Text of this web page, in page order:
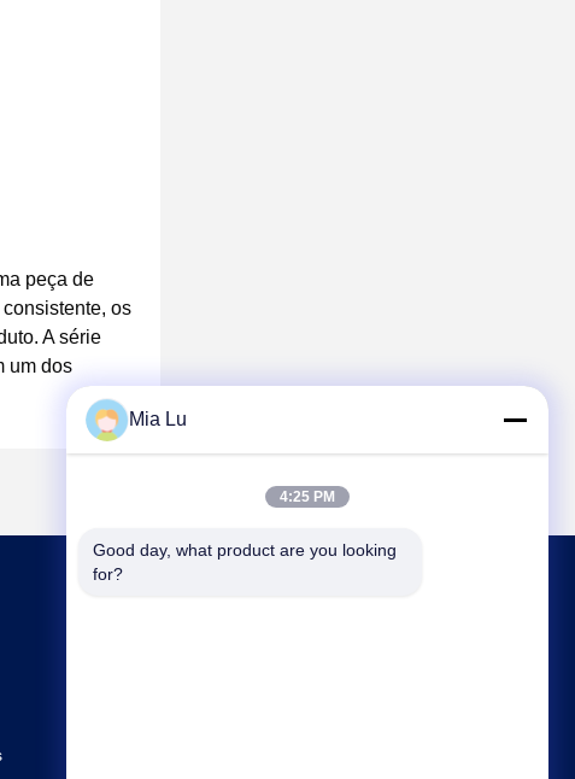
peça de
consistente, os
A série
um dos
Mia Lu
4:25 PM
Good day, what product are you looking
for?